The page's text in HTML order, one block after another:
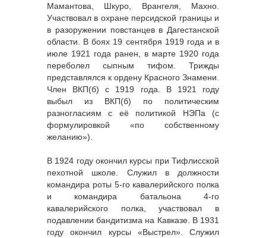
Мамантова, Шкуро, Врангеля, Махно.
Участвовал в охране персидской границы и
в разоружении повстанцев в Дагестанской
области. В боях 19 сентября 1919 года и в
июле 1921 года ранен, в марте 1920 года
переболел сыпным тифом. Трижды
представлялся к ордену Красного Знамени.
Член ВКП(б) с 1919 года. В 1921 году
выбыл из ВКП(б) по политическим
разногласиям с её политикой НЭПа (с
формулировкой «по собственному
желанию»).
В 1924 году окончил курсы при Тифлисской
пехотной школе. Служил в должности
командира роты 5-го кавалерийского полка
и командира батальона 4-го
кавалерийского полка, участвовал в
подавлении бандитизма на Кавказе. В 1931
году окончил курсы «Выстрел». Служил